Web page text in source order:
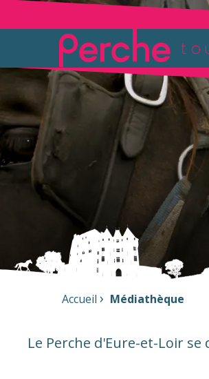
Accueil Médiathèque
Le Perche d'Eure-et-Loir se